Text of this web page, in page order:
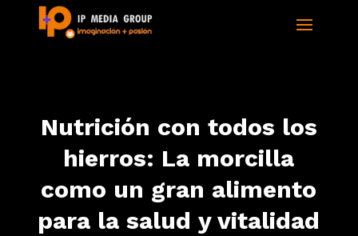
Nutrición con todos los
hierros: La morcilla
como un gran alimento
para la salud y vitalidad